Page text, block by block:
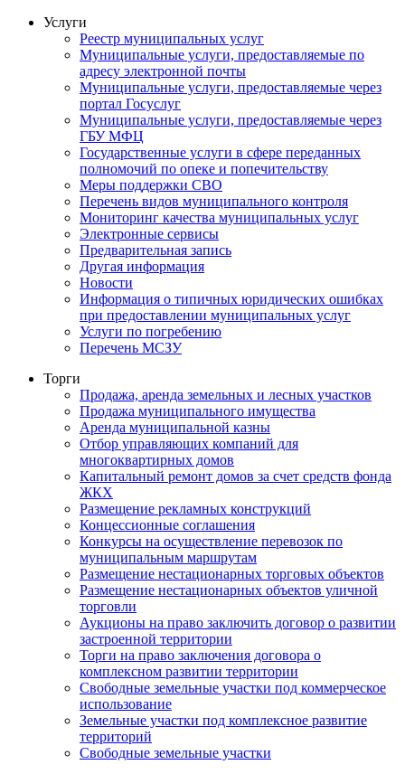
Услуги
Реестр муниципальных услуг
Муниципальные услуги, предоставляемые по
адресу электронной почты
Муниципальные услуги, предоставляемые через
портал Госуслуг
Муниципальные услуги, предоставляемые через
ГБУ МФЦ
Государственные услуги в сфере переданных
полномочий по опеке и попечительству
Меры поддержки СВО
Перечень видов муниципального контроля
Мониторинг качества муниципальных услуг
Электронные сервисы
Предварительная запись
Другая информация
Новости
Информация о типичных юридических ошибках
при предоставлении муниципальных услуг
Услуги по погребению
Перечень МСЗУ
Торги
Продажа, аренда земельных и лесных участков
Продажа муниципального имущества
Аренда муниципальной казны
Отбор управляющих компаний для
многоквартирных домов
Капитальный ремонт домов за счет средств фонда
ЖКХ
Размещение рекламных конструкций
Концессионные соглашения
Конкурсы на осуществление перевозок по
муниципальным маршрутам
Размещение нестационарных торговых объектов
Размещение нестационарных объектов уличной
торговли
Аукционы на право заключить договор о развитии
застроенной территории
Торги на право заключения договора о
комплексном развитии территории
Свободные земельные участки под коммерческое
использование
Земельные участки под комплексное развитие
территорий
Свободные земельные участки